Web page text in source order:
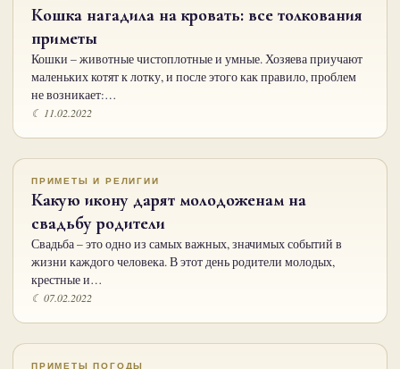
Кошка нагадила на кровать: все толкования
приметы
Кошки – животные чистоплотные и умные. Хозяева приучают
маленьких котят к лотку, и после этого как правило, проблем
не возникает:…
☾ 11.02.2022
ПРИМЕТЫ И РЕЛИГИИ
Какую икону дарят молодоженам на
свадьбу родители
Свадьба – это одно из самых важных, значимых событий в
жизни каждого человека. В этот день родители молодых,
крестные и…
☾ 07.02.2022
ПРИМЕТЫ ПОГОДЫ